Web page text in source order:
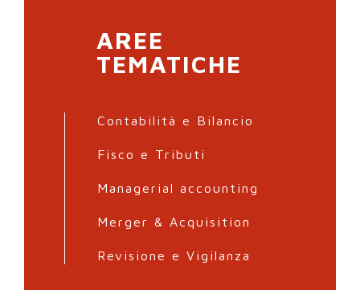
AREE
TEMATICHE
Contabilità e Bilancio
Fisco e Tributi
Managerial accounting
Merger & Acquisition
Revisione e Vigilanza